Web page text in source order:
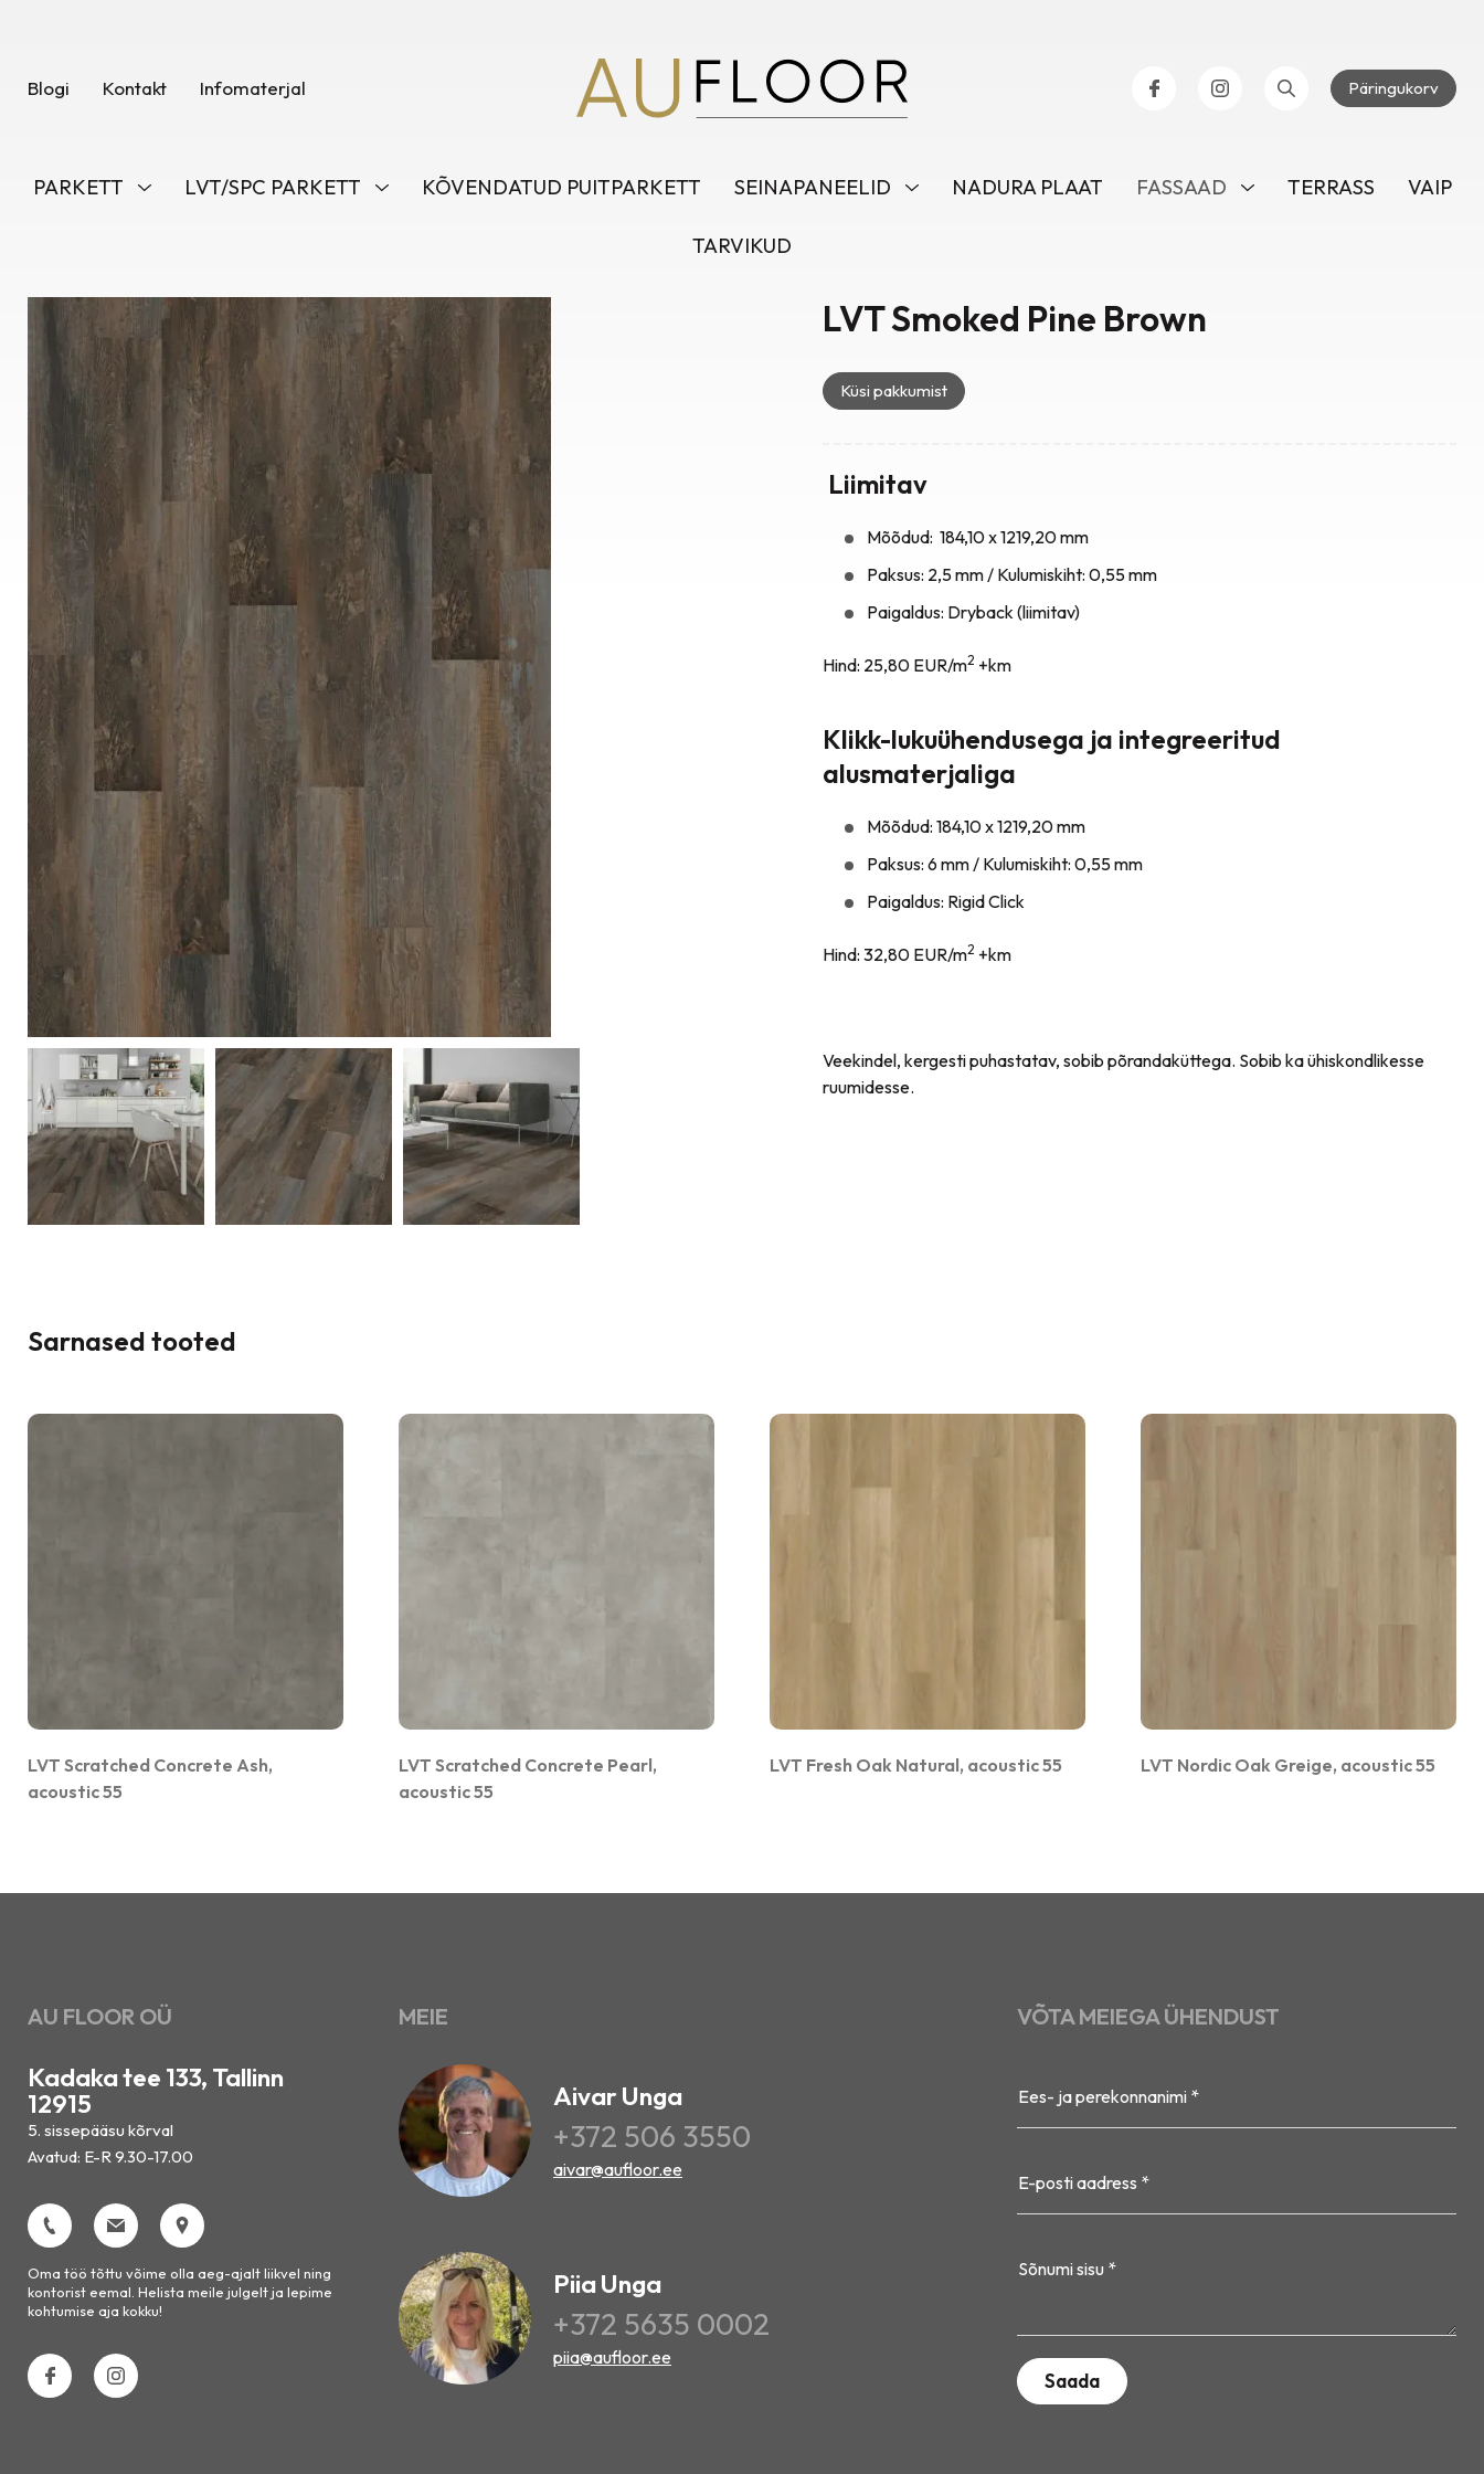
Blogi Kontakt Infomaterjal Päringukorv
PARKETT LVT/SPC PARKETT KÕVENDATUD PUITPARKETT SEINAPANEELID NADURA PLAAT FASSAAD TERRASS VAIP
TARVIKUD
LVT Smoked Pine Brown
Küsi pakkumist
Liimitav
Mõõdud: 184,10 x 1219,20 mm
Paksus: 2,5 mm / Kulumiskiht: 0,55 mm
Paigaldus: Dryback (liimitav)
Hind: 25,80 EUR/m2 +km
Klikk-lukuühendusega ja integreeritud
alusmaterjaliga
Mõõdud: 184,10 x 1219,20 mm
Paksus: 6 mm / Kulumiskiht: 0,55 mm
Paigaldus: Rigid Click
Hind: 32,80 EUR/m2 +km
Veekindel, kergesti puhastatav, sobib põrandaküttega. Sobib ka ühiskondlikesse
ruumidesse.
Sarnased tooted
LVT Scratched Concrete Ash,
acoustic 55
LVT Scratched Concrete Pearl,
acoustic 55
LVT Fresh Oak Natural, acoustic 55 LVT Nordic Oak Greige, acoustic 55
AU FLOOR OÜ
Kadaka tee 133, Tallinn
12915
5. sissepääsu kõrval
Avatud: E-R 9.30-17.00
Oma töö tõttu võime olla aeg-ajalt liikvel ning
kontorist eemal. Helista meile julgelt ja lepime
kohtumise aja kokku!
MEIE
Aivar Unga
+372 506 3550
aivar@aufloor.ee
Piia Unga
+372 5635 0002
piia@aufloor.ee
VÕTA MEIEGA ÜHENDUST
Ees- ja perekonnanimi *
E-posti aadress *
Sõnumi sisu *